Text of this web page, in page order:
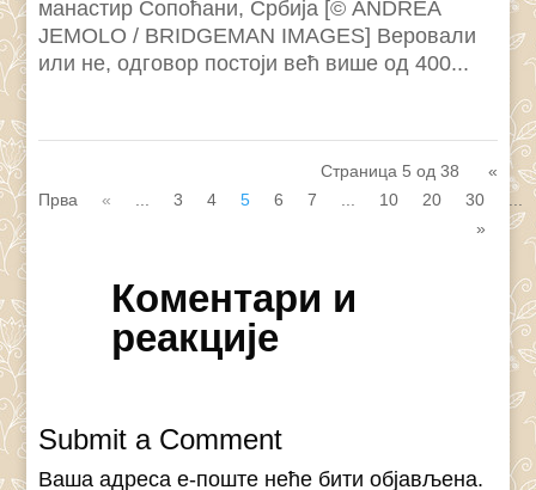
манастир Сопоћани, Србија [© ANDREA
JEMOLO / BRIDGEMAN IMAGES] Веровали
или не, одговор постоји већ више од 400...
Страница 5 од 38
«
Прва
« 3 4 5 6 7 10 20 30
»
Коментари и
реакције
Submit a Comment
Ваша адреса е-поште неће бити објављена.